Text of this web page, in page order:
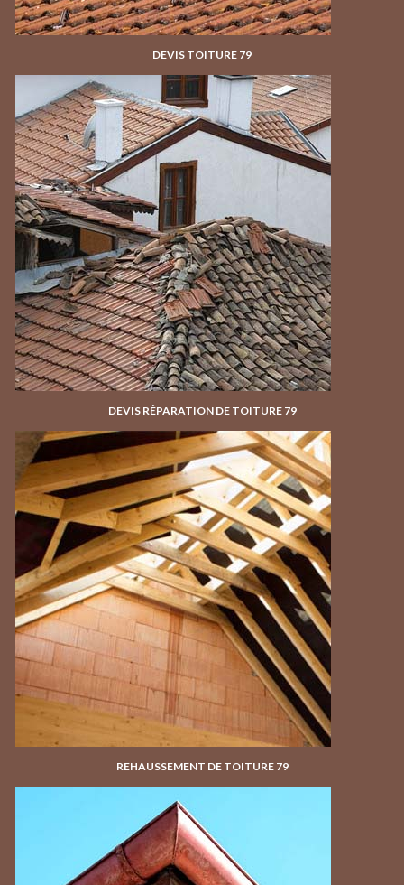
DEVIS TOITURE 79
DEVIS RÉPARATION DE TOITURE 79
REHAUSSEMENT DE TOITURE 79